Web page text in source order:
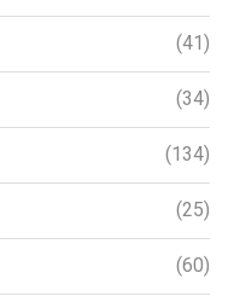
(41)
(34)
(134)
(25)
(60)